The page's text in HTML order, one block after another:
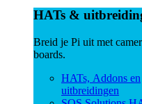
HATs &
Breid je Pi uit met
boards.
HATs, Addons en
uitbreidingen